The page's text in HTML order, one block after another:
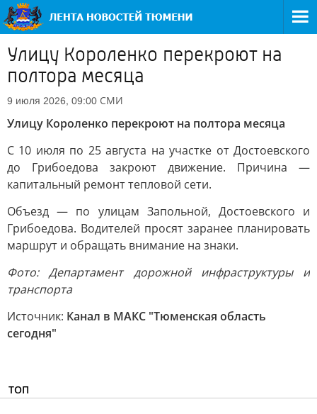
Улицу Короленко перекроют на
полтора месяца
9 июля 2026, 09:00 СМИ
Улицу Короленко перекроют на полтора месяца
С 10 июля по 25 августа на участке от Достоевского
до Грибоедова закроют движение. Причина —
капитальный ремонт тепловой сети.
Объезд — по улицам Запольной, Достоевского и
Грибоедова. Водителей просят заранее планировать
маршрут и обращать внимание на знаки.
Фото: Департамент дорожной инфраструктуры и
транспорта
Источник: Канал в МАКС "Тюменская область
сегодня"
ТОП